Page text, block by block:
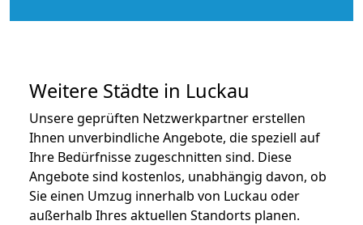
Weitere Städte in Luckau
Unsere geprüften Netzwerkpartner erstellen
Ihnen unverbindliche Angebote, die speziell auf
Ihre Bedürfnisse zugeschnitten sind. Diese
Angebote sind kostenlos, unabhängig davon, ob
Sie einen Umzug innerhalb von Luckau oder
außerhalb Ihres aktuellen Standorts planen.